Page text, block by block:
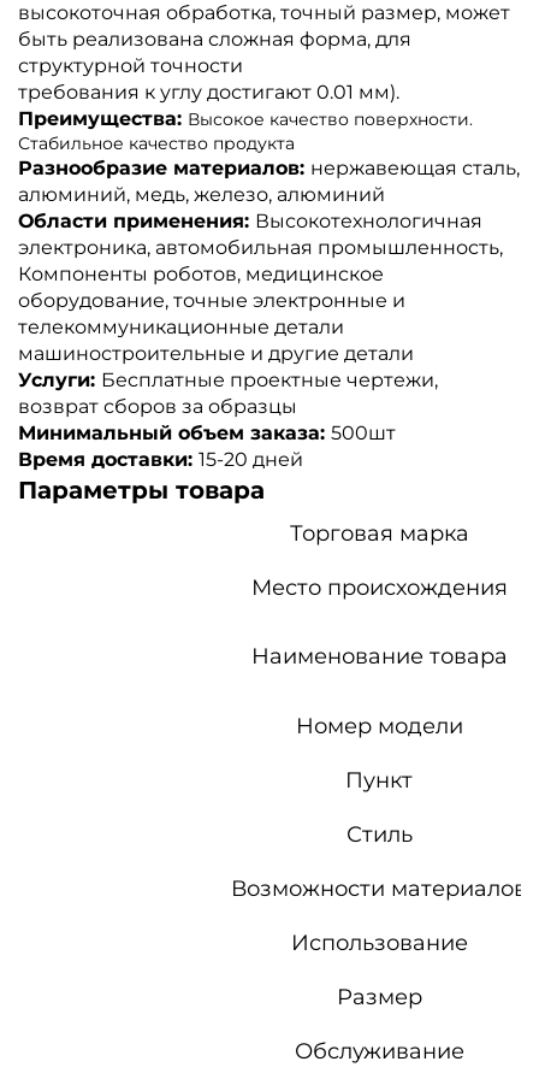
высокоточная обработка, точный размер, может
быть реализована сложная форма, для
структурной точности
требования к углу достигают 0.01 мм).
Преимущества: Высокое качество поверхности.
Стабильное качество продукта
Разнообразие материалов: нержавеющая сталь,
алюминий, медь, железо, алюминий
Области применения: Высокотехнологичная
электроника, автомобильная промышленность,
Компоненты роботов, медицинское
оборудование, точные электронные и
телекоммуникационные детали
машиностроительные и другие детали
Услуги: Бесплатные проектные чертежи,
возврат сборов за образцы
Минимальный объем заказа: 500шт
Время доставки: 15-20 дней
Параметры товара
Торговая марка
Место происхождения
Наименование товара
Номер модели
Пункт
Стиль
Возможности материалов
Использование
Размер
Обслуживание